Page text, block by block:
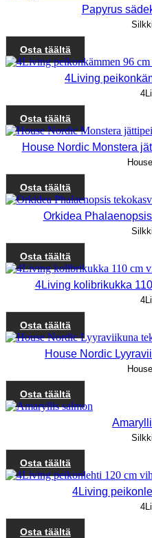
Papyrus
Osta täältä
4Living
Osta täältä
House Nordic Monstera
Osta täältä
Orkidea
Osta täältä
4Living kolibrikukka
Osta täältä
House Nordic
Osta täältä
Osta täältä
4Living
Osta täältä